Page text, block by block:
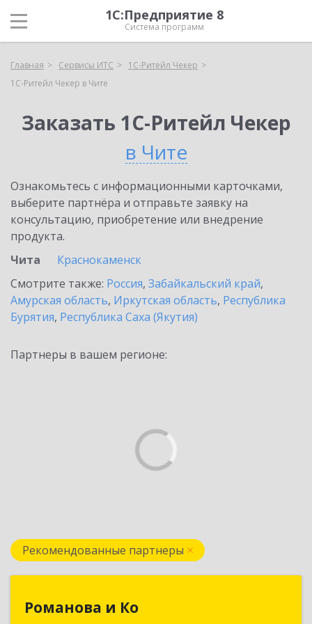
1С:Предприятие 8
Система программ
Главная Сервисы ИТС
1C-Ритейл Чекер
1C-Ритейл Чекер в Чите
Заказать 1C-Ритейл Чекер
в Чите
Ознакомьтесь с информационными карточками,
выберите партнёра и отправьте заявку на
консультацию, приобретение или внедрение
продукта.
Чита
Краснокаменск
Смотрите также: Россия, Забайкальский край,
Амурская область, Иркутская область, Республика
Бурятия, Республика Саха (Якутия)
Партнеры в вашем регионе:
Рекомендованные партнеры
Романова и Ко